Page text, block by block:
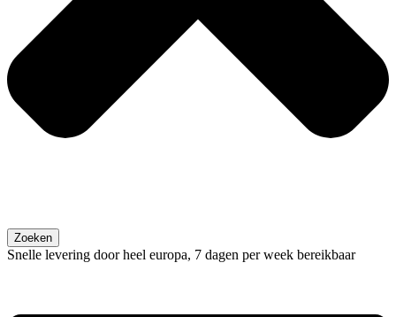
Zoeken
Snelle levering door heel europa, 7 dagen per week bereikbaar